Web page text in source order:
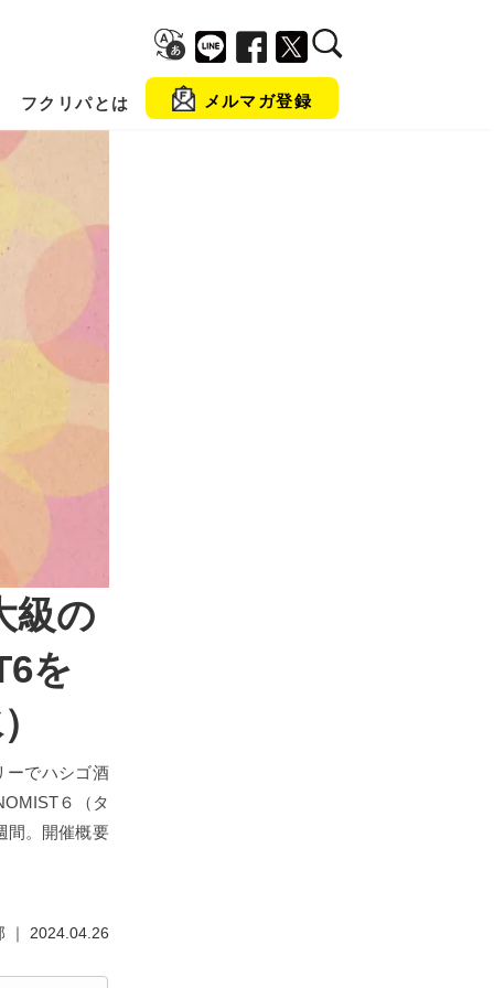
フクリパとは メルマガ登録
級の
を
ーでハシゴ酒
６（タ
間。開催概要
｜ 2024.04.26